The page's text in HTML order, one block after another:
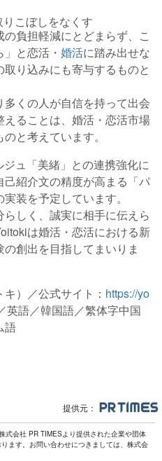
こぼしをなくす
負担軽減にとどまらず、こ
と恋活・ 婚活に踏み出せな
り込みにも寄与するものと
くの人が自信を持って出会
ることは、婚活・恋活市場
と考えています。
ュ「美緒」との連携強化に
紹介文の精度が高まる「パ
装を予定しています。
しく、誠実に相手に伝えら
は婚活・恋活における新
創出を目指してまいりま
）／公式サイト： https://yo
英語／韓国語／繁体字中国
語
提供元：
式会社 PR TIMESより提供された企業や団体
ます。お問い合わせにつきましては、株式会